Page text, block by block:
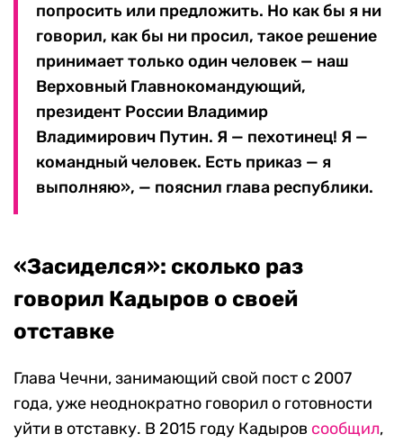
попросить или предложить. Но как бы я ни
говорил, как бы ни просил, такое решение
принимает только один человек — наш
Верховный Главнокомандующий,
президент России Владимир
Владимирович Путин. Я — пехотинец! Я —
командный человек. Есть приказ — я
выполняю», — пояснил глава республики.
«Засиделся»: сколько раз
говорил Кадыров о своей
отставке
Глава Чечни, занимающий свой пост с 2007
года, уже неоднократно говорил о готовности
уйти в отставку. В 2015 году Кадыров сообщил,